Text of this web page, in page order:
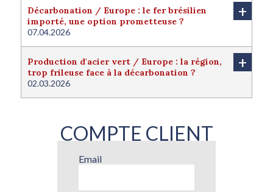
Décarbonation / Europe : le fer brésilien
importé, une option prometteuse ?
07.04.2026
+
Production d'acier vert / Europe : la région,
trop frileuse face à la décarbonation ?
02.03.2026
+
COMPTE CLIENT
Email